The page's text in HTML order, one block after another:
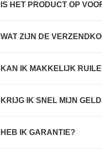
IS HET PRODUCT OP
WAT ZIJN DE
KAN IK MAKKELIJK
KRIJG IK SNEL MIJN
HEB IK GARANTIE?